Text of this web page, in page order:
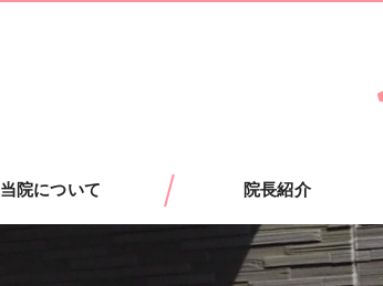
当院について 院長紹介